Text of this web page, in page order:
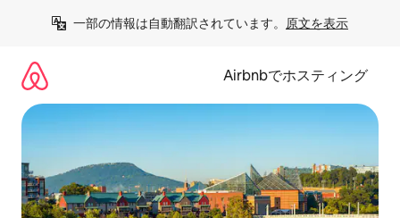
一部の情報は自動翻訳されています。 原文を表示
Airbnbでホスティング